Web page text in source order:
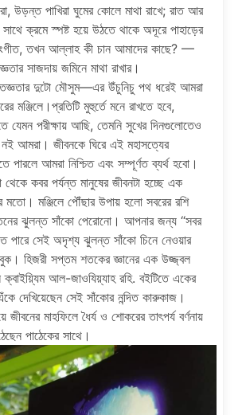
উড়ন্ত পাখিরা ঘুমের কোলে মাথা রাখে; রাত আর
সাথে ক্রমে স্পষ্ট হয়ে উঠতে থাকে অদূরে পাহাড়ের
তখন আল্লাহ কী চান আমাদের কাছে? —
সাজদায় জমিনে মাথা রাখার।
দুটো মৌসুম—এর উঁচুনিচু পথ ধরেই আমরা
মঞ্জিলে।প্রতিটি মুহুর্তে মনে রাখতে হবে,
যেমন পরীক্ষায় আছি, তেমনি সুখের দিনগুলোতেও
আমরা। জীবনকে ঘিরে এই মহাসত্যের
পারলে আমরা নিশ্চিত এবং সম্পূর্ণত ব্যর্থ হবো।
কবর পর্যন্ত মানুষের জীবনটা হচ্ছে এক
মতো। মঞ্জিলে পৌঁছার উপায় হলো সবরের রশি
ঝুলন্ত সাঁকো পেরোনো। আপনার জন্য “সবর
পারে সেই অদৃশ্য ঝুলন্ত সাঁকো চিনে নেওয়ার
হিজরী সপ্তম শতকের জ্ঞানের এক উজ্জ্বল
আল-জাওযিয়্যাহ রহি. বইটিতে একের
দেখিয়েছেন সেই সাঁকোর নন্দিত কারুকাজ।
জীবনের মাহফিলে ধৈর্য ও শোকরের তাৎপর্য বর্ণনায়
পাঠেকের সাথে।